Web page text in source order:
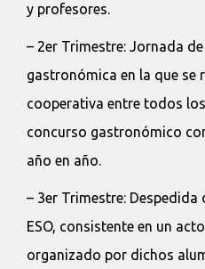
y profesores.
– 2er Trimestre: Jornada
gastronómica en la que se
cooperativa entre todos
concurso gastronómico
año en año.
– 3er Trimestre:
ESO, consistente en un
organizado por dichos